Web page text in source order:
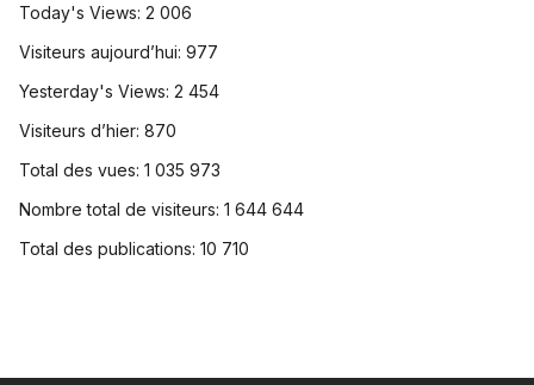
Today's Views: 2 006
Visiteurs aujourd’hui: 977
Yesterday's Views: 2 454
Visiteurs d’hier: 870
Total des vues: 1 035 973
Nombre total de visiteurs: 1 644 644
Total des publications: 10 710